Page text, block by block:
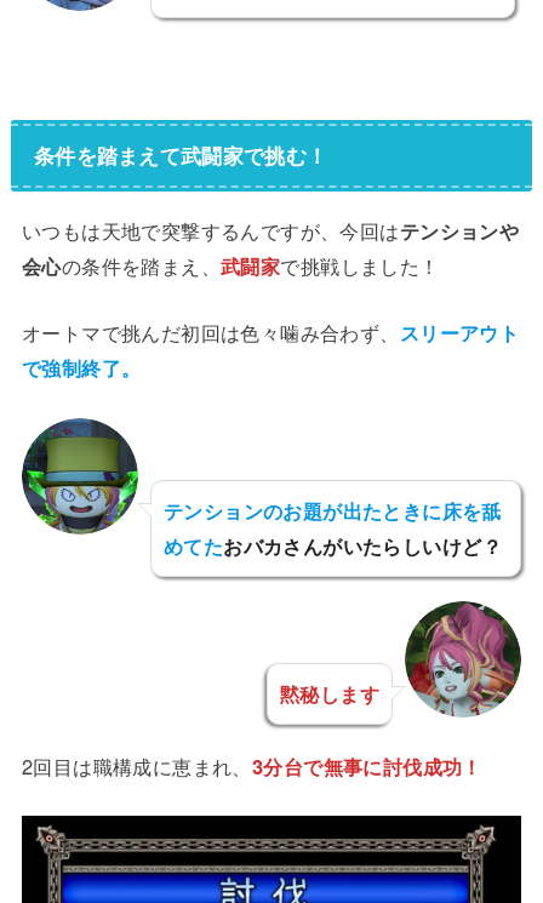
条件を踏まえて武闘家で挑む！
いつもは天地で突撃するんですが、今回はテンションや
会心の条件を踏まえ、武闘家で挑戦しました！
オートマで挑んだ初回は色々噛み合わず、 スリーアウト
で強制終了。
テンションのお題が出たときに床を舐
めてたおバカさんがいたらしいけど？
黙秘します
2回目は職構成に恵まれ、 3分台で無事に討伐成功！